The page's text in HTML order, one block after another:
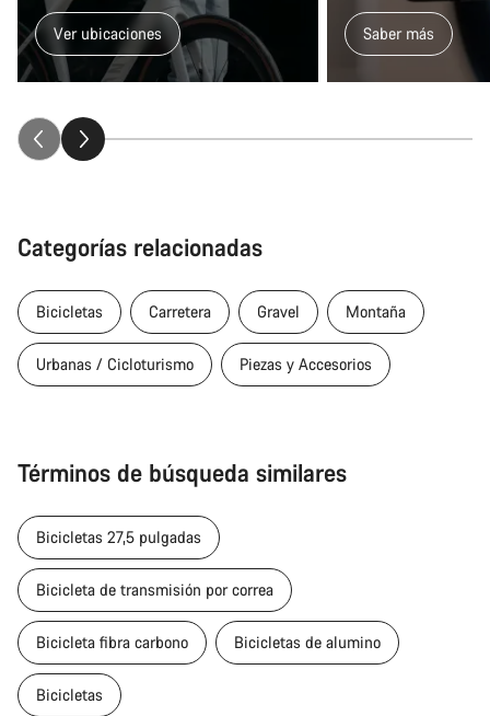
Ver ubicaciones Saber más
Categorías relacionadas
Bicicletas Carretera Gravel Montaña
Urbanas / Cicloturismo Piezas y Accesorios
Términos de búsqueda similares
Bicicletas 27,5 pulgadas
Bicicleta de transmisión por correa
Bicicleta fibra carbono Bicicletas de alumino
Bicicletas